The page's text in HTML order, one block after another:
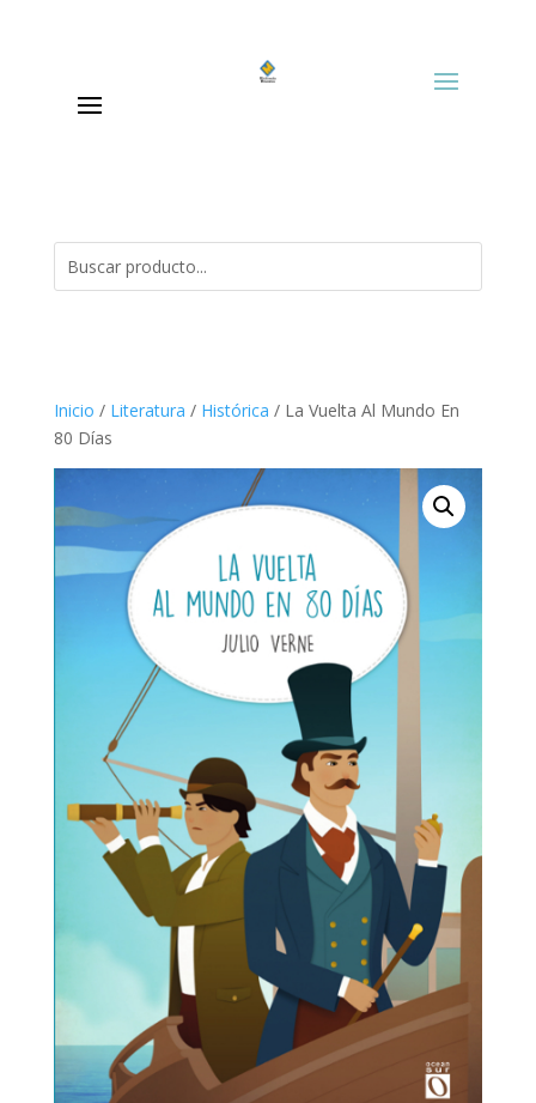
Inicio / Literatura / Histórica / La Vuelta Al Mundo En
80 Días